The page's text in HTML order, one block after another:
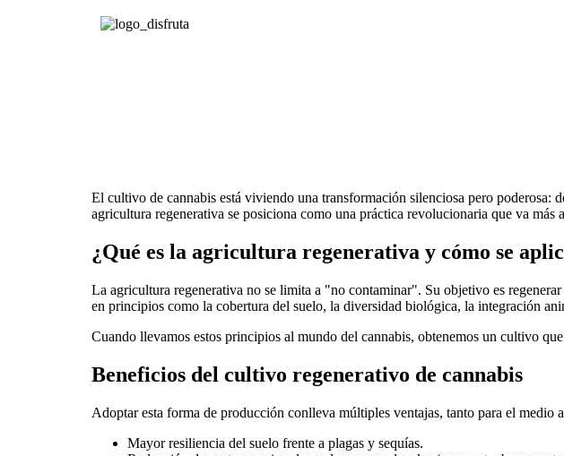
El cultivo de cannabis está viviendo una transformación silenciosa pero poderosa:
agricultura regenerativa se posiciona como una práctica revolucionaria que va
¿Qué es la agricultura regenerativa y cómo se
La agricultura regenerativa no se limita a "no contaminar". Su objetivo es
en principios como la cobertura del suelo, la diversidad biológica, la integración
Cuando llevamos estos principios al mundo del cannabis, obtenemos un cultivo
Beneficios del cultivo regenerativo de cannabis
Adoptar esta forma de producción conlleva múltiples ventajas, tanto para el medio
Mayor resiliencia del suelo frente a plagas y sequías.